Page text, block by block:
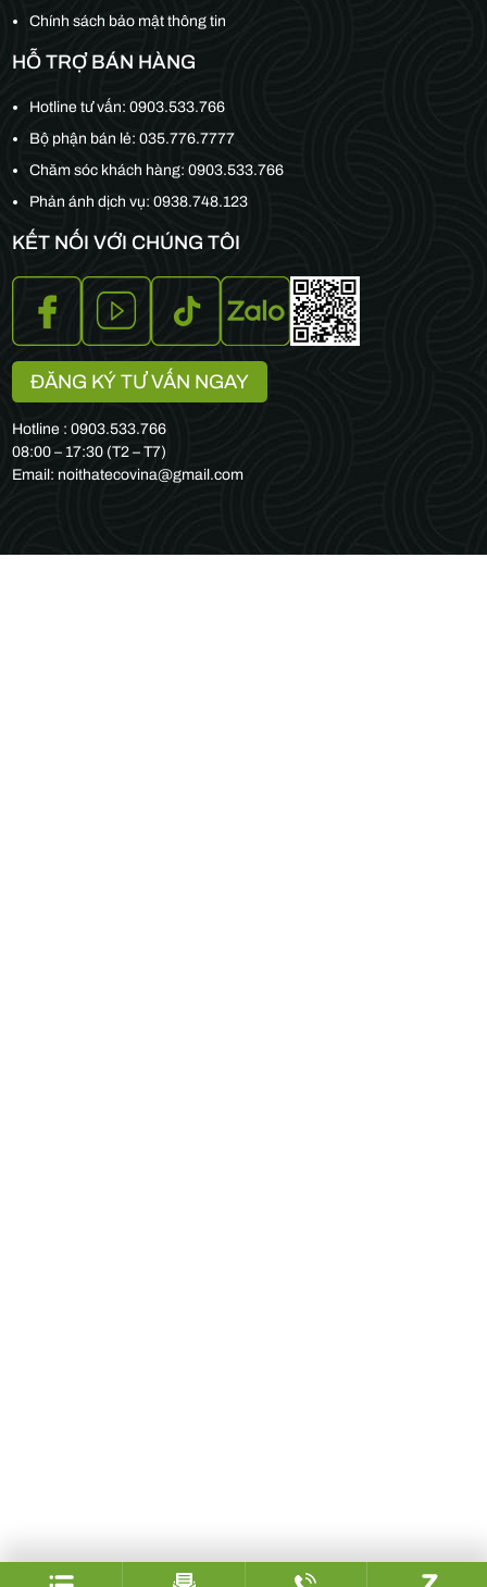
Chính sách bảo mật thông tin
HỖ TRỢ BÁN HÀNG
Hotline tư vấn:0903.533.766
Bộ phận bán lẻ:035.776.7777
Chăm sóc khách hàng:0903.533.766
Phản ánh dịch vụ: 0938.748.123
KẾT NỐI VỚI CHÚNG TÔI
ĐĂNG KÝ TƯ VẤN NGAY
Hotline : 0903.533.766
08:00 – 17:30 (T2 – T7)
Email: noithatecovina@gmail.com